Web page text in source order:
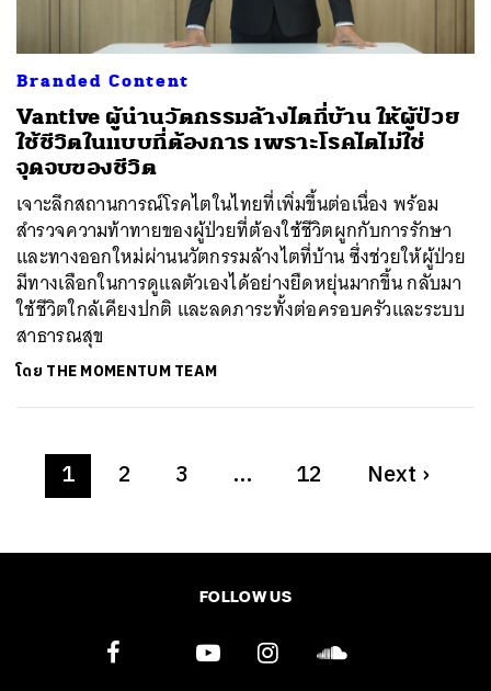
Branded Content
Vantive ผู้นำนวัตกรรมล้างไตที่บ้าน ให้ผู้ป่วย
ใช้ชีวิตในแบบที่ต้องการ เพราะโรคไตไม่ใช่
จุดจบของชีวิต
เจาะลึกสถานการณ์โรคไตในไทยที่เพิ่มขึ้นต่อเนื่อง พร้อม
สำรวจความท้าทายของผู้ป่วยที่ต้องใช้ชีวิตผูกกับการรักษา
และทางออกใหม่ผ่านนวัตกรรมล้างไตที่บ้าน ซึ่งช่วยให้ผู้ป่วย
มีทางเลือกในการดูแลตัวเองได้อย่างยืดหยุ่นมากขึ้น กลับมา
ใช้ชีวิตใกล้เคียงปกติ และลดภาระทั้งต่อครอบครัวและระบบ
สาธารณสุข
โดย THE MOMENTUM TEAM
1 2 3 … 12 Next›
FOLLOW US